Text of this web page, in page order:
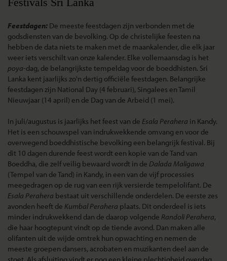
Feestdagen: De meeste feestdagen zijn verbonden met de
godsdiensten van de bevolking. Op de christelijke feesten na
hebben de data niets te maken met de maankalender, die elk jaar
weer iets verschilt van onze kalender. Elke vollemaansdag is het
poya-dag, de belangrijkste tempeldag voor de boeddhisten. Sri
Lanka kent jaarlijks zo'n dertig officiële feestdagen. Belangrijke
feestdagen zijn National Day (4 februari), Singalees en Tamil
Nieuwjaar (14 april) en de Dag van de Arbeid (1 mei).
In juli/augustus is jaarlijks het feest van de Esala Perahera in Kandy.
Het is een schouwspel van indrukwekkende omvang en voor de
overwegend boeddhistische bevolking een belangrijk festival. Bij
dit 10 dagen durende feest wordt een kopie van de Tand van
Boeddha, die zelf veilig bewaard wordt in de Dalada Maligawa
(Tempel van de Tand) in Kandy, in een van de vijf processies
meegedragen op de rug van een rijk versierde tempelolifant. De
Esala Perahera bestaat uit verschillende onderdelen. De eerste zes
avonden heeft de Kumbal Perahera plaats. Dit onderdeel is iets
minder indrukwekkend dan de daarop volgende Randoli Perahera,
die haar hoogtepunt vindt op de tiende avond. Dan maken alle
olifanten uit de wijde omtrek hun opwachting en nemen de
meeste groepen dansers, acrobaten en muzikanten deel aan de
stoet. Als afsluiting vindt er nog een kleine plechtigheid overdag